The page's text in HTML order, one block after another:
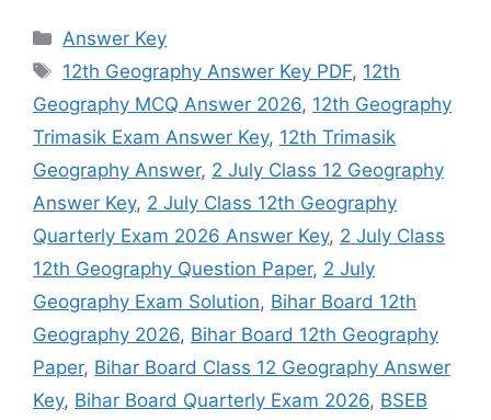
Categories
Answer Key
Tags
12th Geography Answer Key PDF, 12th
Geography MCQ Answer 2026, 12th Geography
Trimasik Exam Answer Key, 12th Trimasik
Geography Answer, 2 July Class 12 Geography
Answer Key, 2 July Class 12th Geography
Quarterly Exam 2026 Answer Key, 2 July Class
12th Geography Question Paper, 2 July
Geography Exam Solution, Bihar Board 12th
Geography 2026, Bihar Board 12th Geography
Paper, Bihar Board Class 12 Geography Answer
Key, Bihar Board Quarterly Exam 2026, BSEB